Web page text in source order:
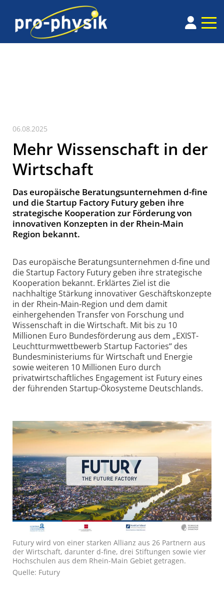
06.08.2025
Mehr Wissenschaft in der
Wirtschaft
Das europäische Beratungsunternehmen d-fine
und die Startup Factory Futury geben ihre
strategische Kooperation zur Förderung von
innovativen Konzepten in der Rhein-Main
Region bekannt.
Das europäische Beratungsunternehmen d-fine und
die Startup Factory Futury geben ihre strategische
Kooperation bekannt. Erklärtes Ziel ist die
nachhaltige Stärkung innovativer Geschäftskonzepte
in der Rhein-Main-Region und dem damit
einhergehenden Transfer von Forschung und
Wissenschaft in die Wirtschaft. Mit bis zu 10
Millionen Euro Bundesförderung aus dem „EXIST-
Leuchtturmwettbewerb Startup Factories“ des
Bundesministeriums für Wirtschaft und Energie
sowie weiteren 10 Millionen Euro durch
privatwirtschaftliches Engagement ist Futury eines
der führenden Startup-Ökosysteme Deutschlands.
Futury wird von einer starken Allianz aus 26 Partnern aus
der Wirtschaft, darunter d-fine, drei Stiftungen sowie vier
Hochschulen aus dem Rhein-Main Gebiet getragen.
Quelle: Futury